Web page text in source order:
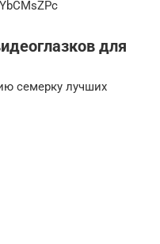
для
семерку лучших